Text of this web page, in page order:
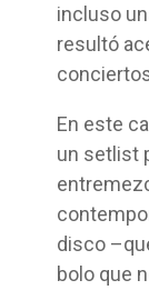
incluso
resultó
En este
un setlist
disco
bolo que